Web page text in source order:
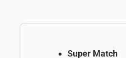
Super Match